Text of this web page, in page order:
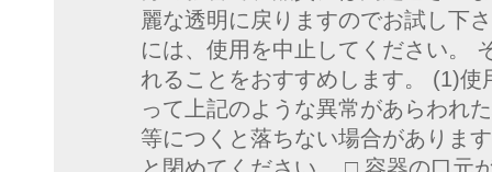
麗な透明に戻りますのでお試し下
には、使用を中止してください。
れることをおすすめします。 (1)
って上記のような異常があらわれ
等につくと落ちない場合がありま